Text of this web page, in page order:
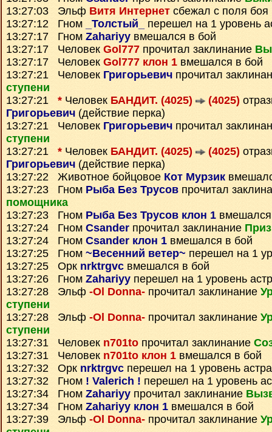
13:27:03 Эльф Витя Интернет сбежал с поля боя
13:27:12 Гном
_Толстый_
перешел на 1 уровень
13:27:17 Гном Zahariyy вмешался в бой
13:27:17 Человек Gol777 прочитал заклинание
13:27:17 Человек Gol777 клон 1 вмешался в бой
13:27:21 Человек Григорьевич прочитал
ступени
13:27:21 * Человек БАНДИТ. (4025) (4025)
Григорьевич (действие перка)
13:27:21 Человек Григорьевич прочитал
ступени
13:27:21 * Человек БАНДИТ. (4025) (4025)
Григорьевич (действие перка)
13:27:22 Животное бойцовое Кот Мурзик
13:27:23 Гном Рыба Без Трусов прочитал
помощника
13:27:23 Гном Рыба Без Трусов клон 1
13:27:24 Гном Csander прочитал заклинание
13:27:24 Гном Csander клон 1 вмешался в бой
13:27:25 Гном ~Весенний ветер~ перешел на 1
13:27:25 Орк nrktrgvc вмешался в бой
13:27:26 Гном Zahariyy перешел на 1 уровень
13:27:28 Эльф -Ol Donna- прочитал заклинание
ступени
13:27:28 Эльф -Ol Donna- прочитал заклинание
ступени
13:27:31 Человек n701to прочитал заклинание
13:27:31 Человек n701to клон 1 вмешался в бой
13:27:32 Орк nrktrgvc перешел на 1 уровень
13:27:32 Гном ! Valerich ! перешел на 1 уровень
13:27:34 Гном Zahariyy прочитал заклинание
13:27:34 Гном Zahariyy клон 1 вмешался в бой
13:27:39 Эльф -Ol Donna- прочитал заклинание